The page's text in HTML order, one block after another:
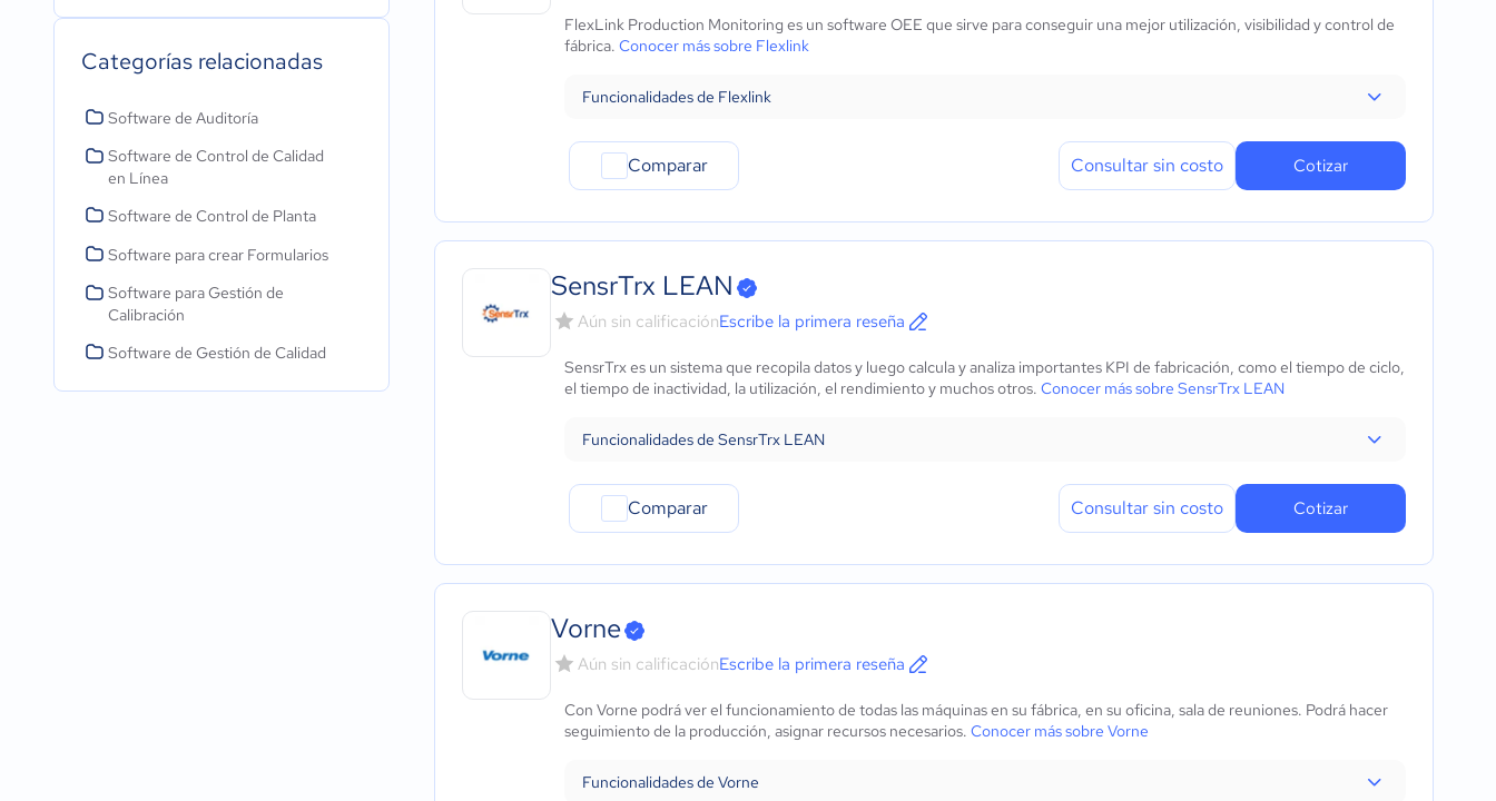
Ventas y servicios
Tecnología
Recursos Humanos
Aeroespacial y defensa
Moda y textiles
Categorías relacionadas
Software de Auditoría
Software de Control de Calidad
en Línea
Software de Control de Planta
Software para crear Formularios
Software para Gestión de
Calibración
Software de Gestión de Calidad
FlexLink Production Monitoring es un software OEE que sirve para conseguir una mejor utilización, visibilidad y control de
fábrica. Conocer más sobre Flexlink
Funcionalidades de Flexlink
Comparar Consultar sin costo Cotizar
SensrTrx LEAN
Aún sin calificaciónEscribe la primera reseña
SensrTrx es un sistema que recopila datos y luego calcula y analiza importantes KPI de fabricación, como el tiempo de ciclo,
el tiempo de inactividad, la utilización, el rendimiento y muchos otros. Conocer más sobre SensrTrx LEAN
Funcionalidades de SensrTrx LEAN
Comparar Consultar sin costo Cotizar
Vorne
Aún sin calificaciónEscribe la primera reseña
Con Vorne podrá ver el funcionamiento de todas las máquinas en su fábrica, en su oficina, sala de reuniones. Podrá hacer
seguimiento de la producción, asignar recursos necesarios. Conocer más sobre Vorne
Funcionalidades de Vorne